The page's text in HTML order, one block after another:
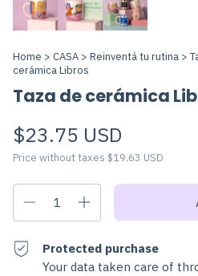
Home > CASA > Reinventá tu rutina >
cerámica Libros
Taza de cerámica
$23.75 USD
Price without taxes $19.63 USD
Protected purchase
Your data taken care of